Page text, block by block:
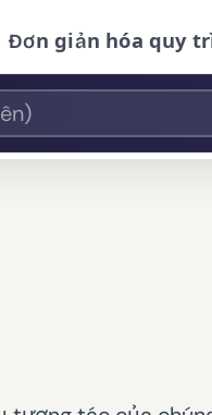
Đơn giản hóa quy